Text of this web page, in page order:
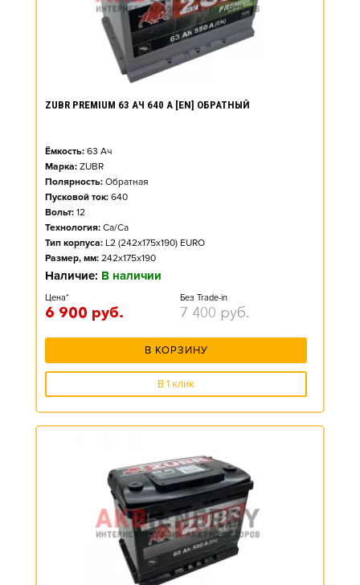
ZUBR PREMIUM 63 АЧ 640 А [EN] ОБРАТНЫЙ
Ёмкость: 63 Ач
Марка: ZUBR
Полярность: Обратная
Пусковой ток: 640
Вольт: 12
Технология: Ca/Ca
Тип корпуса: L2 (242x175x190) EURO
Размер, мм: 242x175x190
Наличие: В наличии
Цена*
6 900 руб.
Без Trade-in
7 400 руб.
В КОРЗИНУ
В 1 клик